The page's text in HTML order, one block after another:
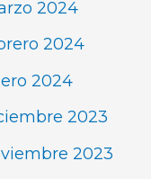
2024
2024
2024
2023
2023